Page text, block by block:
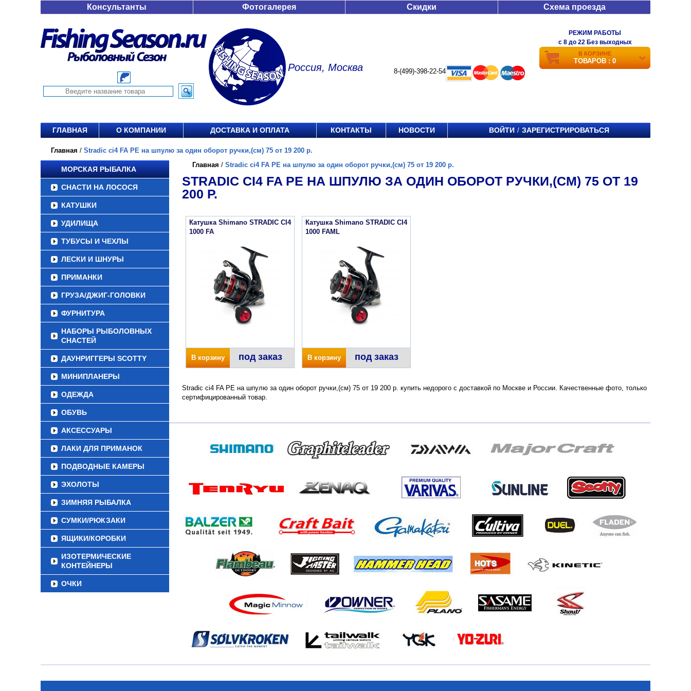
Консультанты Фотогалерея Скидки Схема проезда
Россия, Москва 8-(499)-398-22-54
РЕЖИМ РАБОТЫ
c 8 до 22 Без выходных
В КОРЗИНЕ
ТОВАРОВ : 0
ГЛАВНАЯ О КОМПАНИИ ДОСТАВКА И ОПЛАТА КОНТАКТЫ НОВОСТИ ВОЙТИ / ЗАРЕГИСТРИРОВАТЬСЯ
Главная / Stradic ci4 FA PE на шпулю за один оборот ручки,(см) 75 от 19 200 р.
МОРСКАЯ РЫБАЛКА
СНАСТИ НА ЛОСОСЯ
КАТУШКИ
УДИЛИЩА
ТУБУСЫ И ЧЕХЛЫ
ЛЕСКИ И ШНУРЫ
ПРИМАНКИ
ГРУЗА/ДЖИГ-ГОЛОВКИ
ФУРНИТУРА
НАБОРЫ РЫБОЛОВНЫХ
СНАСТЕЙ
ДАУНРИГГЕРЫ SCOTTY
МИНИПЛАНЕРЫ
ОДЕЖДА
ОБУВЬ
АКСЕССУАРЫ
ЛАКИ ДЛЯ ПРИМАНОК
ПОДВОДНЫЕ КАМЕРЫ
ЭХОЛОТЫ
ЗИМНЯЯ РЫБАЛКА
СУМКИ/РЮКЗАКИ
ЯЩИКИ/КОРОБКИ
ИЗОТЕРМИЧЕСКИЕ
КОНТЕЙНЕРЫ
ОЧКИ
Главная / Stradic ci4 FA PE на шпулю за один оборот ручки,(см) 75 от 19 200 р.
STRADIC CI4 FA PE НА ШПУЛЮ ЗА ОДИН ОБОРОТ РУЧКИ,(СМ) 75 ОТ 19
200 Р.
Катушка Shimano STRADIC CI4
1000 FA
В корзину под заказ
Катушка Shimano STRADIC CI4
1000 FAML
В корзину под заказ
Stradic ci4 FA PE на шпулю за один оборот ручки,(см) 75 от 19 200 р. купить недорого с доставкой по Москве и России. Качественные фото, только
сертифицированный товар.